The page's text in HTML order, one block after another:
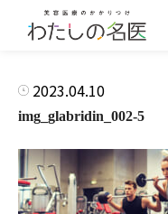
2023.04.10
img_glabridin_002-5